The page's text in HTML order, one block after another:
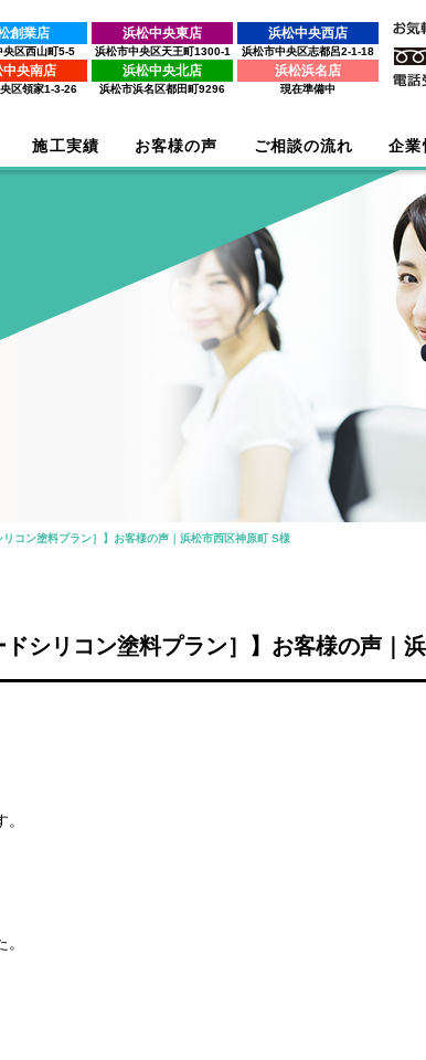
創業店
央区西山町5-5
浜松中央東店
浜松市中央区天王町1300-1
浜松中央西店
浜松市中央区志都呂2-1-18
中央南店
区領家1-3-26
浜松中央北店
浜松市浜名区都田町9296
浜松浜名店
現在準備中
施工実績 お客様の声 ご相談の流れ 企業
リコン塗料プラン］】お客様の声｜浜松市西区神原町 S様
ドシリコン塗料プラン］】お客様の声｜